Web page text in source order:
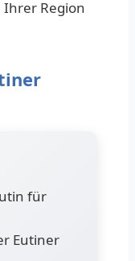
Ihrer Region
für
Eutiner